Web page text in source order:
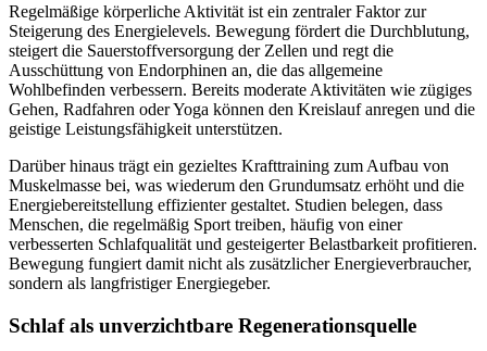
Regelmäßige körperliche Aktivität ist ein zentraler Faktor zur
Steigerung des Energielevels. Bewegung fördert die Durchblutung,
steigert die Sauerstoffversorgung der Zellen und regt die
Ausschüttung von Endorphinen an, die das allgemeine
Wohlbefinden verbessern. Bereits moderate Aktivitäten wie zügiges
Gehen, Radfahren oder Yoga können den Kreislauf anregen und die
geistige Leistungsfähigkeit unterstützen.
Darüber hinaus trägt ein gezieltes Krafttraining zum Aufbau von
Muskelmasse bei, was wiederum den Grundumsatz erhöht und die
Energiebereitstellung effizienter gestaltet. Studien belegen, dass
Menschen, die regelmäßig Sport treiben, häufig von einer
verbesserten Schlafqualität und gesteigerter Belastbarkeit profitieren.
Bewegung fungiert damit nicht als zusätzlicher Energieverbraucher,
sondern als langfristiger Energiegeber.
Schlaf als unverzichtbare Regenerationsquelle